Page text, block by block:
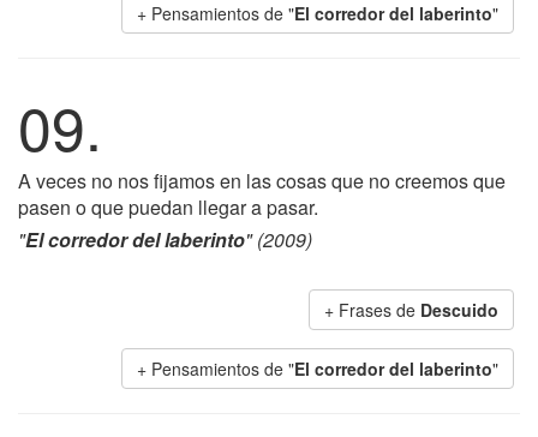
+ Pensamientos de "El corredor del laberinto"
09.
A veces no nos fijamos en las cosas que no creemos que
pasen o que puedan llegar a pasar.
"El corredor del laberinto" (2009)
+ Frases de Descuido
+ Pensamientos de "El corredor del laberinto"